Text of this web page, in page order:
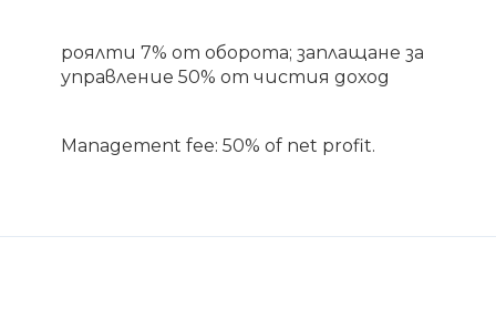
роялти 7% от оборота; заплащане за
управление 50% от чистия доход
Management fee: 50% of net profit.